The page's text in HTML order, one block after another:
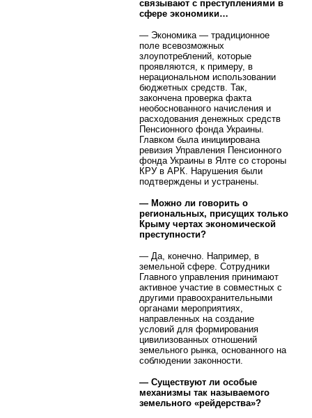
связывают с преступлениями в
сфере экономики…
— Экономика — традиционное
поле всевозможных
злоупотреблений, которые
проявляются, к примеру, в
нерациональном использовании
бюджетных средств. Так,
закончена проверка факта
необоснованного начисления и
расходования денежных средств
Пенсионного фонда Украины.
Главком была инициирована
ревизия Управления Пенсионного
фонда Украины в Ялте со стороны
КРУ в АРК. Нарушения были
подтверждены и устранены.
— Можно ли говорить о
региональных, присущих только
Крыму чертах экономической
преступности?
— Да, конечно. Например, в
земельной сфере. Сотрудники
Главного управления принимают
активное участие в совместных с
другими правоохранительными
органами мероприятиях,
направленных на создание
условий для формирования
цивилизованных отношений
земельного рынка, основанного на
соблюдении законности.
— Существуют ли особые
механизмы так называемого
земельного «рейдерства»?